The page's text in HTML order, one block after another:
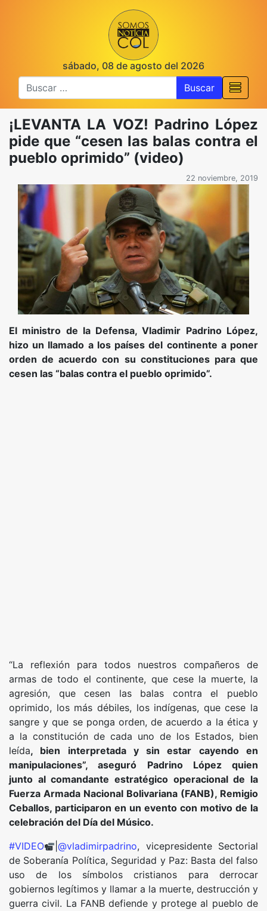
sábado, 08 de agosto del 2026
Buscar
¡LEVANTA LA VOZ! Padrino López
pide que “cesen las balas contra el
pueblo oprimido” (video)
22 noviembre, 2019
El ministro de la Defensa, Vladimir Padrino López,
hizo un llamado a los países del continente a poner
orden de acuerdo con su constituciones para que
cesen las “balas contra el pueblo oprimido”.
“La reflexión para todos nuestros compañeros de
armas de todo el continente, que cese la muerte, la
agresión, que cesen las balas contra el pueblo
oprimido, los más débiles, los indígenas, que cese la
sangre y que se ponga orden, de acuerdo a la ética y
a la constitución de cada uno de los Estados, bien
leída, bien interpretada y sin estar cayendo en
manipulaciones”, aseguró Padrino López quien
junto al comandante estratégico operacional de la
Fuerza Armada Nacional Bolivariana (FANB), Remigio
Ceballos, participaron en un evento con motivo de la
celebración del Día del Músico.
#VIDEO
|@vladimirpadrino, vicepresidente Sectorial
de Soberanía Política, Seguridad y Paz: Basta del falso
uso de los símbolos cristianos para derrocar
gobiernos legítimos y llamar a la muerte, destrucción y
guerra civil. La FANB defiende y protege al pueblo de